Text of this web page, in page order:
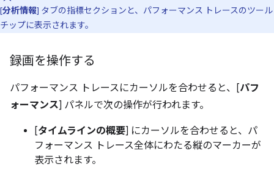
[分析情報] タブの指標セクションと、パフォーマンス トレースのツール
チップに表示されます。
録画を操作する
パフォーマンス トレースにカーソルを合わせると、[パフ
ォーマンス] パネルで次の操作が行われます。
[タイムラインの概要] にカーソルを合わせると、パ
フォーマンス トレース全体にわたる縦のマーカーが
表示されます。